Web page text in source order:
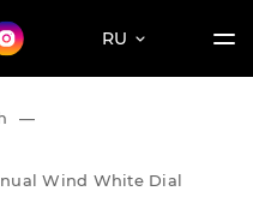
RU
—
Wind White Dial